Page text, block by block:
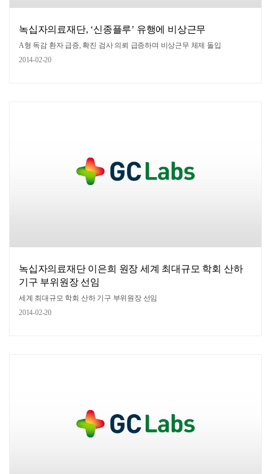
녹십자의료재단, ‘신종플루’ 유행에 비상근무
A형 독감 환자 급증, 확진 검사 의뢰 급증하며 비상근무 체제 돌입
2014-02-20
녹십자의료재단 이은희 원장 세계 최대규모 학회 산하
기구 부위원장 선임
세계 최대규모 학회 산하 기구 부위원장 선임
2014-02-20